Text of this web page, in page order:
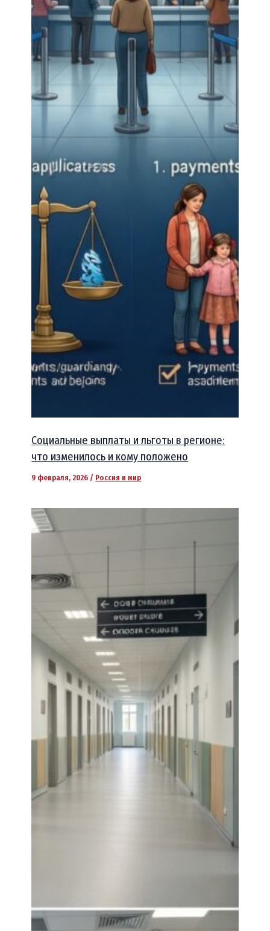
Социальные выплаты и льготы в регионе:
что изменилось и кому положено
9 февраля, 2026 / Россия и мир